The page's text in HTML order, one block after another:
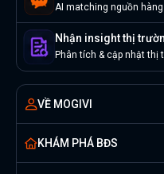
AI matching nguồn
Nhận insight thị
Phân tích & cập nhật thị
VỀ MOGIVI
KHÁM PHÁ BĐS